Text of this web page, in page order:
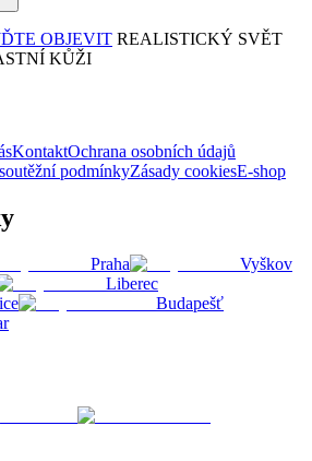
OBJEVIT REALISTICKÝ SVĚT
KŮŽI
KontaktOchrana osobních údajů
podmínkyZásady cookiesE-shop
Praha
Vyškov
Liberec
Budapešť